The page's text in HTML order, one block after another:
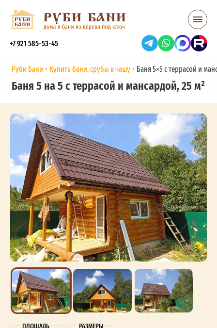
+7 921 585-53-45
Руби Бани Купить бани, срубы в чашу Баня 5×5 с террасой и
Баня 5 на 5 с террасой и мансардой, 25 м²
ПЛОЩАДЬ РАЗМЕРЫ